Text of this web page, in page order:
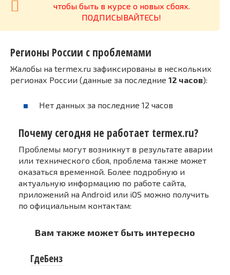
чтобы быть в курсе о новых сбоях.
ПОДПИСЫВАЙТЕСЬ!
Регионы России с проблемами
Жалобы на termex.ru зафиксированы в нескольких
регионах России (данные за последние 12 часов):
Нет данных за последние 12 часов
Почему сегодня не работает termex.ru?
Проблемы могут возникнут в результате аварии
или технического сбоя, проблема также может
оказаться временной. Более подробную и
актуальную информацию по работе сайта,
приложений на Android или iOS можно получить
по официальным контактам:
Вам также может быть интересно
ГдеБенз